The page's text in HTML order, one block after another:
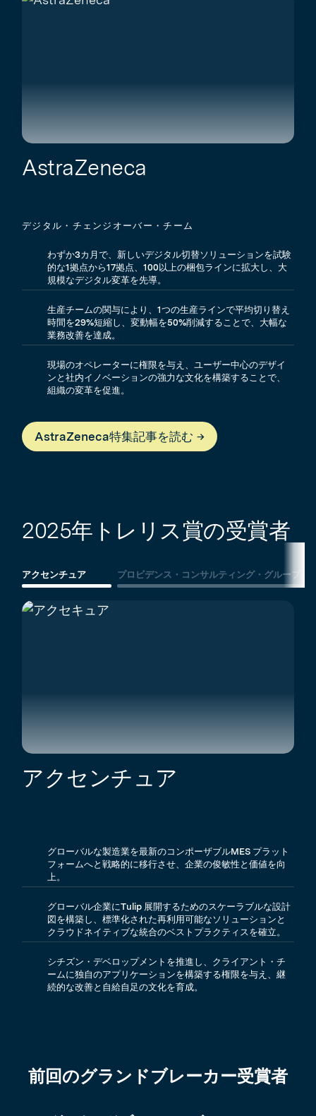
AstraZeneca
デジタル・チェンジオーバー・チーム
わずか3カ月で、新しいデジタル切替ソリューションを試験
的な1拠点から17拠点、100以上の梱包ラインに拡大し、大
規模なデジタル変革を先導。
生産チームの関与により、1つの生産ラインで平均切り替え
時間を29%短縮し、変動幅を50%削減することで、大幅な
業務改善を達成。
現場のオペレーターに権限を与え、ユーザー中心のデザイ
ンと社内イノベーションの強力な文化を構築することで、
組織の変革を促進。
AstraZeneca特集記事を読む →
2025年トレリス賞の受賞者
アクセンチュア プロビデンス・コンサルティング・グループ（
アクセンチュア
グローバルな製造業を最新のコンポーザブルMES プラット
フォームへと戦略的に移行させ、企業の俊敏性と価値を向
上。
グローバル企業にTulip 展開するためのスケーラブルな設計
図を構築し、標準化された再利用可能なソリューションと
クラウドネイティブな統合のベストプラクティスを確立。
シチズン・デベロップメントを推進し、クライアント・チ
ームに独自のアプリケーションを構築する権限を与え、継
続的な改善と自給自足の文化を育成。
前回のグランドブレーカー受賞者